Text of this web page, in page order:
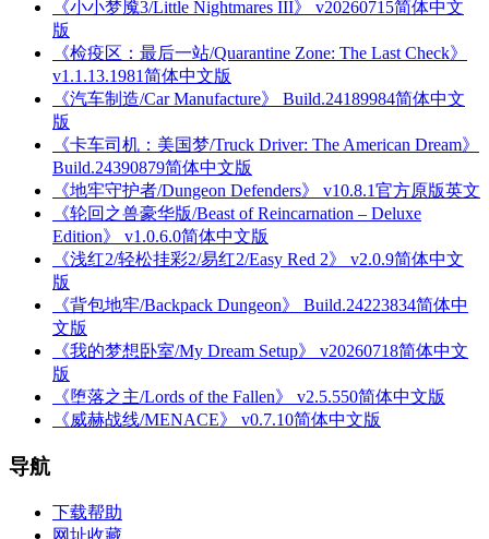
《小小梦魇3/Little Nightmares III》 v20260715简体中文
版
《检疫区：最后一站/Quarantine Zone: The Last Check》
v1.1.13.1981简体中文版
《汽车制造/Car Manufacture》 Build.24189984简体中文
版
《卡车司机：美国梦/Truck Driver: The American Dream》
Build.24390879简体中文版
《地牢守护者/Dungeon Defenders》 v10.8.1官方原版英文
《轮回之兽豪华版/Beast of Reincarnation – Deluxe
Edition》 v1.0.6.0简体中文版
《浅红2/轻松挂彩2/易红2/Easy Red 2》 v2.0.9简体中文
版
《背包地牢/Backpack Dungeon》 Build.24223834简体中
文版
《我的梦想卧室/My Dream Setup》 v20260718简体中文
版
《堕落之主/Lords of the Fallen》 v2.5.550简体中文版
《威赫战线/MENACE》 v0.7.10简体中文版
导航
下载帮助
网址收藏